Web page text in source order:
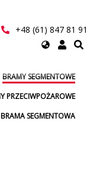
+48 (61) 847 81 91
Select
BRAMY SEGMENTOWE
PRZECIWPOŻAROWE
SEGMENTOWA